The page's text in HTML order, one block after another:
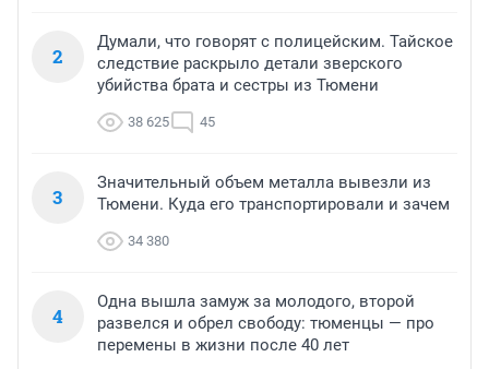
2
Думали, что говорят с полицейским. Тайское
следствие раскрыло детали зверского
убийства брата и сестры из Тюмени
38 625 45
3
Значительный объем металла вывезли из
Тюмени. Куда его транспортировали и зачем
34 380
4
Одна вышла замуж за молодого, второй
развелся и обрел свободу: тюменцы — про
перемены в жизни после 40 лет